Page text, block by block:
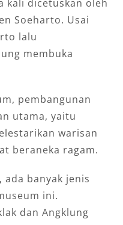
kali dicetuskan oleh
Soeharto. Usai
lalu
membuka
pembangunan
utama, yaitu
warisan
beraneka ragam.
ada banyak jenis
ini.
dan Angklung